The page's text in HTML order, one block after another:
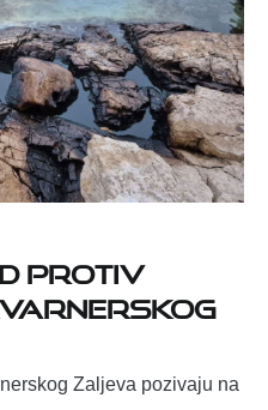
protiv
Zaljeva pozivaju na